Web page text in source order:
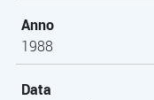
Anno
1988
Data